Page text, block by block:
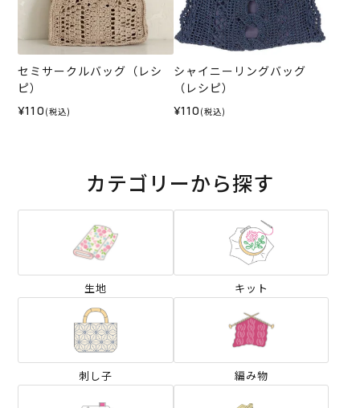
セミサークルバッグ（レシ
ピ）
¥110 (税込)
シャイニーリングバッグ
（レシピ）
¥110 (税込)
カテゴリーから探す
生地 キット
刺し子 編み物